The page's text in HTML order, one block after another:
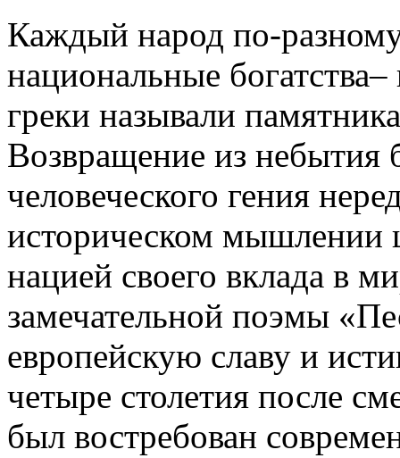
Каждый народ по-разному
национальные
греки называли
Возвращение из небытия
человеческого гения
историческом мышлении
нацией своего вклада в
замечательной поэмы
европейскую славу и
четыре столетия после
был востребован